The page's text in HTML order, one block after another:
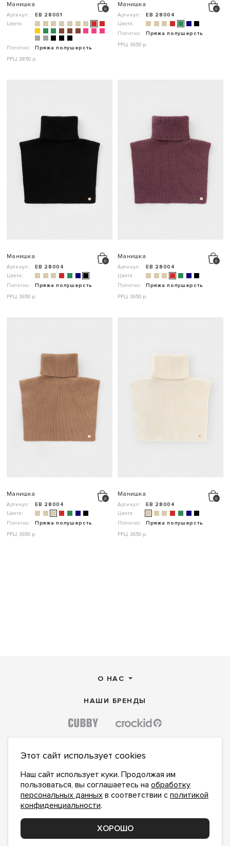
Манишка
Артикул:
ЕВ 28001
Цвета:
Полотно:
Пряжа полушерсть
РРЦ: 3850 р.
Манишка
Артикул:
ЕВ 28004
Цвета:
Полотно:
Пряжа полушерсть
РРЦ: 3650 р.
Манишка
Артикул:
ЕВ 28004
Цвета:
Полотно:
Пряжа полушерсть
РРЦ: 3650 р.
Манишка
Артикул:
ЕВ 28004
Цвета:
Полотно:
Пряжа полушерсть
РРЦ: 3650 р.
Манишка
Артикул:
ЕВ 28004
Цвета:
Полотно:
Пряжа полушерсть
РРЦ: 3650 р.
Манишка
Артикул:
ЕВ 28004
Цвета:
Полотно:
Пряжа полушерсть
РРЦ: 3650 р.
О НАС
НАШИ БРЕНДЫ
ПОДПИСАТЬСЯ НА НОВОСТИ:
Этот сайт использует cookies
Наш сайт использует куки. Продолжая им
пользоваться, вы соглашаетесь на обработку
персональных данных в соответствии с политикой
конфиденциальности.
ХОРОШО